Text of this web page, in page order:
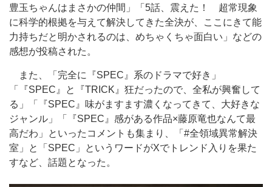
豊玉ちゃんはまさかの仲間」「5話、震えた！ 超常現象
に科学的根拠を与えて解決してきた全決が、ここにきて能
力持ちだと明かされるのは、めちゃくちゃ面白い」などの
感想が投稿された。
また、「完全に『SPEC』系のドラマで好き」
「『SPEC』と『TRICK』狂だったので、全私が興奮して
る」「『SPEC』味がますます濃くなってきて、大好きな
ジャンル」「『SPEC』感がある作品×藤原竜也なんて最
高だわ」といったコメントも集まり、「#全領域異常解決
室」と「SPEC」というワードがXでトレンド入りを果た
すなど、話題となった。